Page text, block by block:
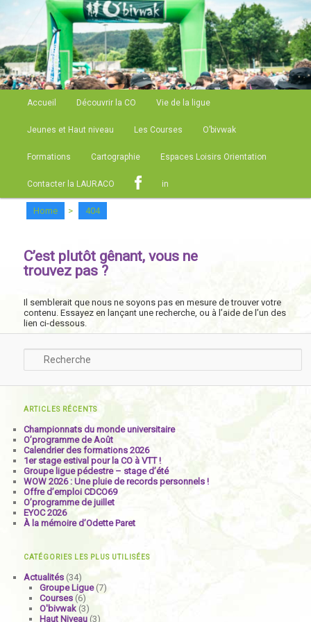
LAURACO
Site de la Ligue Auvergne Rhone Alpes de Course d'Orientation
Aller au contenu principal
Aller au contenu secondaire
Accueil Découvrir la CO Vie de la ligue
Jeunes et Haut niveau Les Courses O’bivwak
Formations Cartographie Espaces Loisirs Orientation
Contacter la LAURACO in
Home > 404
C’est plutôt gênant, vous ne
trouvez pas ?
Il semblerait que nous ne soyons pas en mesure de trouver votre
contenu. Essayez en lançant une recherche, ou à l’aide de l’un des
lien ci-dessous.
Recherche
ARTICLES RÉCENTS
Championnats du monde universitaire
O’programme de Août
Calendrier des formations 2026
1er stage estival pour la CO à VTT !
Groupe ligue pédestre – stage d’été
WOW 2026 : Une pluie de records personnels !
Offre d’emploi CDCO69
O’programme de juillet
EYOC 2026
À la mémoire d’Odette Paret
CATÉGORIES LES PLUS UTILISÉES
Actualités (34)
Groupe Ligue(7)
Courses(6)
O'bivwak(3)
Haut Niveau(3)